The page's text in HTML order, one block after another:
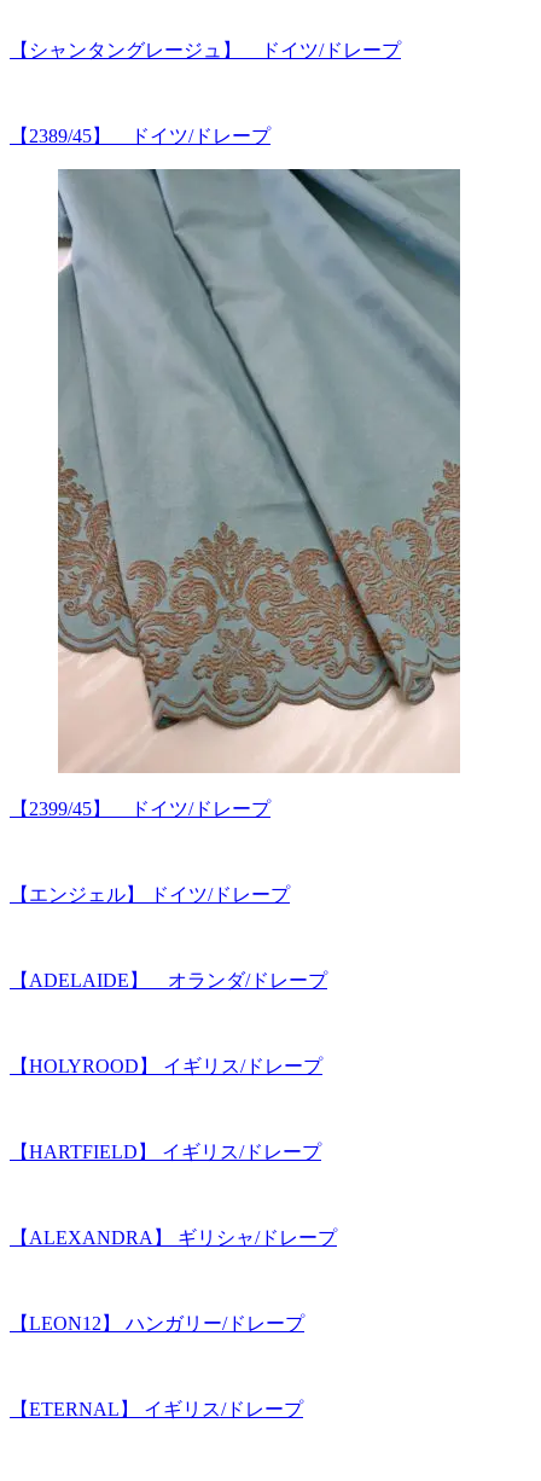
【シャンタングレージュ】 ドイツ/ドレープ
【2389/45】 ドイツ/ドレープ
【2399/45】 ドイツ/ドレープ
【エンジェル】 ドイツ/ドレープ
【ADELAIDE】 オランダ/ドレープ
【HOLYROOD】 イギリス/ドレープ
【HARTFIELD】 イギリス/ドレープ
【ALEXANDRA】 ギリシャ/ドレープ
【LEON12】 ハンガリー/ドレープ
【ETERNAL】 イギリス/ドレープ